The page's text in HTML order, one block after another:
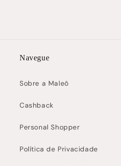
Navegue
Sobre a Maleô
Cashback
Personal Shopper
Política de Privacidade